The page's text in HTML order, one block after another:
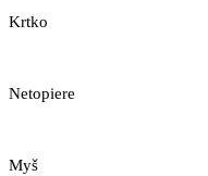
Krtko
Netopiere
Myš